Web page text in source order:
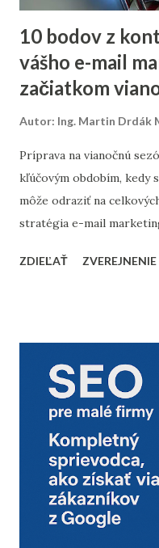
10 bodov z
vášho e-mail
začiatkom
Autor: Ing. Martin Drdák
Príprava na vianočnú
kľúčovým obdobím, kedy
môže odraziť na
stratégia e-mail
priniesť nárast predajov
Odfiltrovanie
neoverených e-mailov
doručiteľnosti a znížiť
spam priečinku.
dlhodobo neotvárali e-
osloviť špeciálnou
úplne odstrániť z
ZDIEĽAŤ